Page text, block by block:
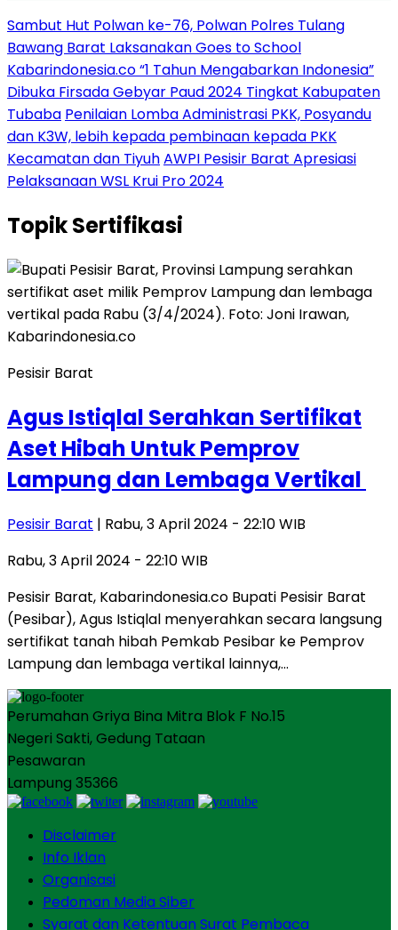
Sambut Hut Polwan ke-76, Polwan Polres Tulang
Bawang Barat Laksanakan Goes to School
Kabarindonesia.co “1 Tahun Mengabarkan Indonesia”
Dibuka Firsada Gebyar Paud 2024 Tingkat Kabupaten
Tubaba Penilaian Lomba Administrasi PKK, Posyandu
dan K3W, lebih kepada pembinaan kepada PKK
Kecamatan dan TiyuhAWPI Pesisir Barat Apresiasi
Pelaksanaan WSL Krui Pro 2024
TopikSertifikasi
Pesisir Barat
Agus Istiqlal Serahkan Sertifikat
Aset Hibah Untuk Pemprov
Lampung dan Lembaga Vertikal
Pesisir Barat | Rabu, 3 April 2024 - 22:10 WIB
Rabu, 3 April 2024 - 22:10 WIB
Pesisir Barat, Kabarindonesia.co Bupati Pesisir Barat
(Pesibar), Agus Istiqlal menyerahkan secara langsung
sertifikat tanah hibah Pemkab Pesibar ke Pemprov
Lampung dan lembaga vertikal lainnya,…
Perumahan Griya Bina Mitra Blok F No.15
Negeri Sakti, Gedung Tataan
Pesawaran
Lampung 35366
Disclaimer
Info Iklan
Organisasi
Pedoman Media Siber
Syarat dan Ketentuan Surat Pembaca